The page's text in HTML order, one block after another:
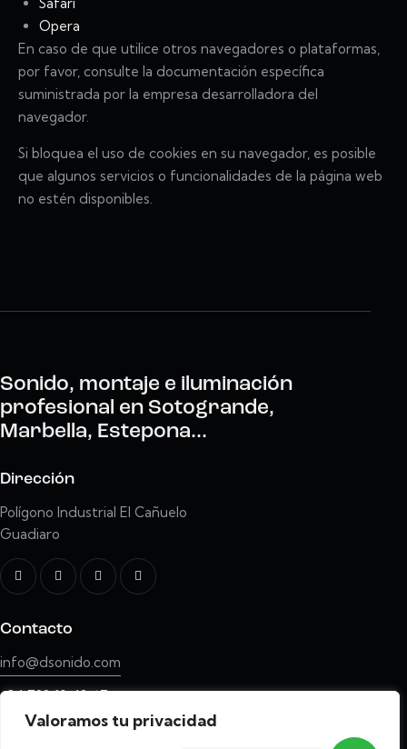
Valoramos tu privacidad
Opera
En caso de que utilice otros navegadores o plataformas,
por favor, consulte la documentación específica
suministrada por la empresa desarrolladora del
navegador.
Si bloquea el uso de cookies en su navegador, es posible
que algunos servicios o funcionalidades de la página web
no estén disponibles.
Sonido, montaje e iluminación
profesional en Sotogrande,
Marbella, Estepona...
Dirección
Polígono Industrial El Cañuelo
Guadiaro
Contacto
info@dsonido.com
+34 722 19 48 67